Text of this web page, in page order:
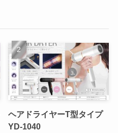
ヘアドライヤーT型タイプ
YD-1040